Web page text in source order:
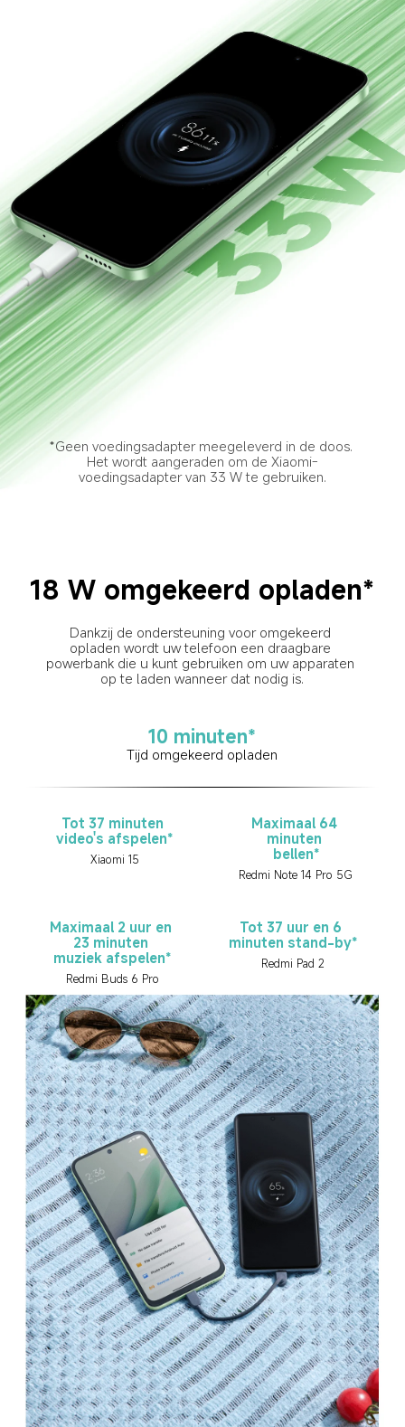
*Geen voedingsadapter meegeleverd in de doos.
Het wordt aangeraden om de Xiaomi-
voedingsadapter van 33 W te gebruiken.
18 W omgekeerd opladen*
Dankzij de ondersteuning voor omgekeerd
opladen wordt uw telefoon een draagbare
powerbank die u kunt gebruiken om uw apparaten
op te laden wanneer dat nodig is.
10 minuten*
Tijd omgekeerd opladen
Tot 37 minuten
video's afspelen*
Xiaomi 15
Maximaal 64
minuten
bellen*
Redmi Note 14 Pro 5G
Maximaal 2 uur en
23 minuten
muziek afspelen*
Redmi Buds 6 Pro
Tot 37 uur en 6
minuten stand-by*
Redmi Pad 2